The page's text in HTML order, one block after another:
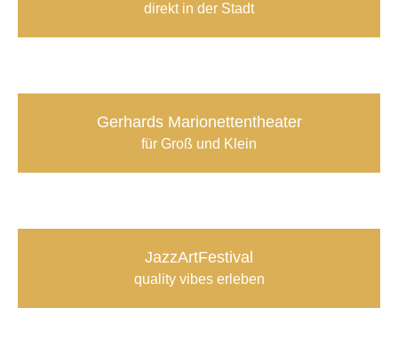
direkt in der Stadt
Gerhards Marionettentheater
für Groß und Klein
JazzArtFestival
quality vibes erleben